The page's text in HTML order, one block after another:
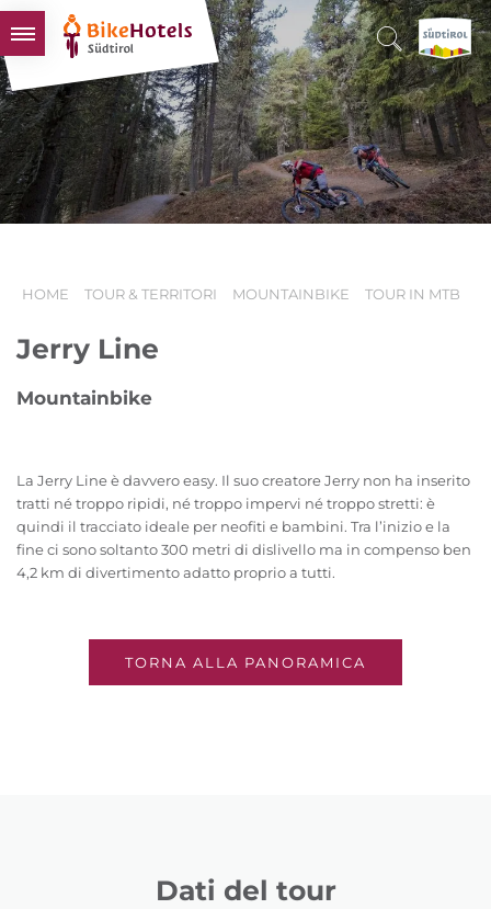
BIKEHOTELS
HOTELS & PACCHETTI
TOUR & TERRITORI
L'ALTO ADIGE & NOI
HOME TOUR & TERRITORI MOUNTAINBIKE TOUR IN MTB
Jerry Line
Mountainbike
La Jerry Line è davvero easy. Il suo creatore Jerry non ha inserito
tratti né troppo ripidi, né troppo impervi né troppo stretti: è
quindi il tracciato ideale per neofiti e bambini. Tra l’inizio e la
fine ci sono soltanto 300 metri di dislivello ma in compenso ben
4,2 km di divertimento adatto proprio a tutti.
TORNA ALLA PANORAMICA
Dati del tour